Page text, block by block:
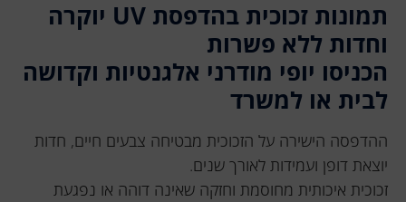
תמונות זכוכית בהדפסת UV יוקרה
וחדות ללא פשרות
הכניסו יופי מודרני אלגנטיות וקדושה
לבית או למשרד
ההדפסה הישירה על הזכוכית מבטיחה צבעים חיים, חדות
יוצאת דופן ועמידות לאורך שנים.
זכוכית איכותית מחוסמת וחזקה שאינה דוהה או נפגעת